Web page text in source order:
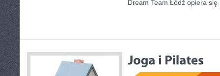
Dream Team Łódź opiera się